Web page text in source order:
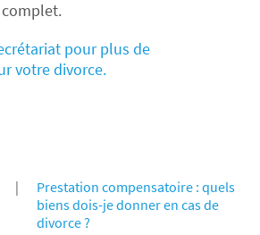
pour plus de
votre divorce.
|
Prestation compensatoire : quels
biens dois-je donner en cas de
divorce ?